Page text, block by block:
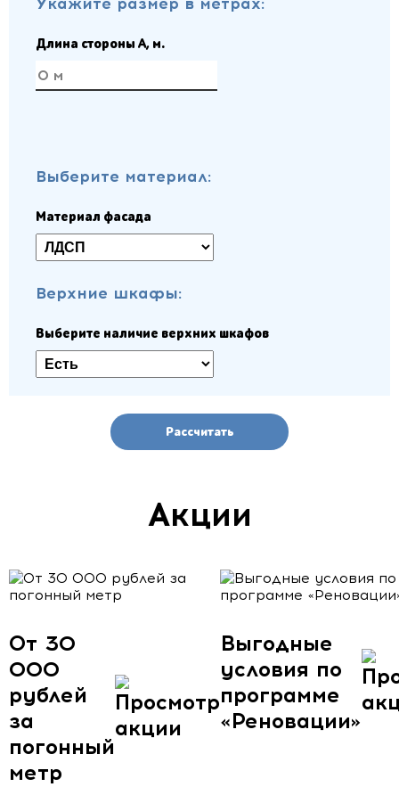
Укажите размер в метрах:
Длина стороны A, м.
Выберите материал:
Материал фасада
Верхние шкафы:
Выберите наличие верхних шкафов
Рассчитать
Акции
От 30
000
рублей
за
погонный
метр
Выгодные
условия по
программе
«Реновации»